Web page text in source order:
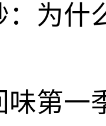
：为什
第一